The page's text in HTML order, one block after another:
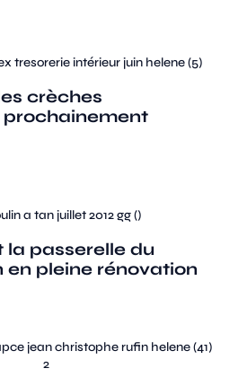
crèches
la passerelle du
en pleine rénovation